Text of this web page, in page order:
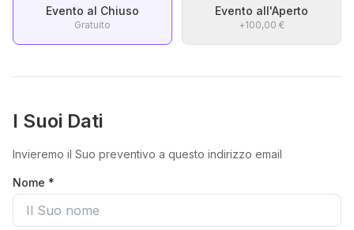
Evento al Chiuso
Gratuito
Evento all'Aperto
+100,00 €
I Suoi Dati
Invieremo il Suo preventivo a questo indirizzo email
Nome *